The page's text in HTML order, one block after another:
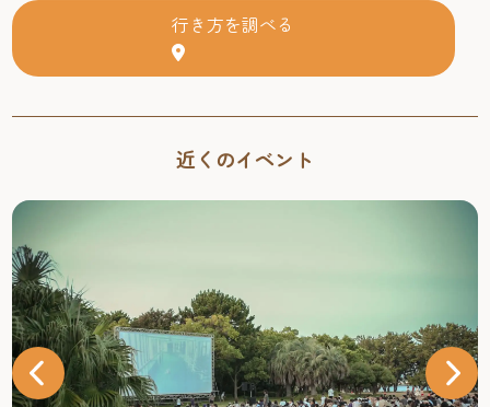
行き方を調べる
近くのイベント